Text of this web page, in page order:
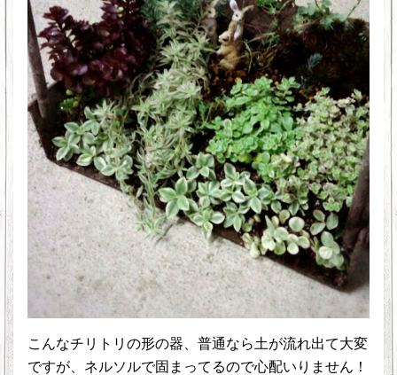
こんなチリトリの形の器、普通なら土が流れ出て大変
ですが、ネルソルで固まってるので心配いりません！